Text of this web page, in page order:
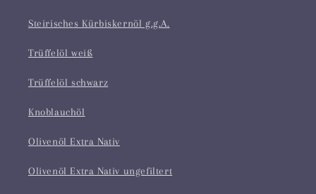
Steirisches Kürbiskernöl g.g.A.
Trüffelöl weiß
Trüffelöl schwarz
Knoblauchöl
Olivenöl Extra Nativ
Olivenöl Extra Nativ ungefiltert